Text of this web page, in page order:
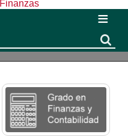
Finanzas